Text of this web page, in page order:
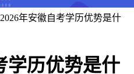
年安徽自考学历优势是什
学历优势是什